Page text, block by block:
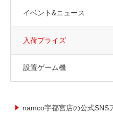
イベント&ニュース
入荷プライズ
設置ゲーム機
namco宇都宮店の公式SNS